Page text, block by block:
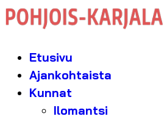
Etusivu
Ajankohtaista
Kunnat
Ilomantsi